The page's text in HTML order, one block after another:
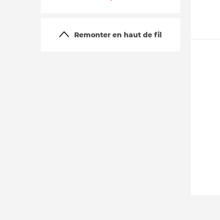
Remonter en haut de fil